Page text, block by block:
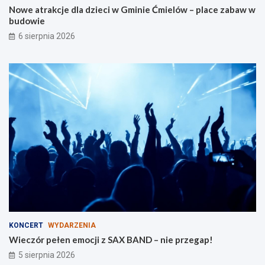
l
a
r
z
i
n
i
e
Nowe atrakcje dla dzieci w Gminie Ćmielów – place zabaw w
budowie
6 sierpnia 2026
KONCERT WYDARZENIA
Wieczór pełen emocji z SAX BAND – nie przegap!
5 sierpnia 2026